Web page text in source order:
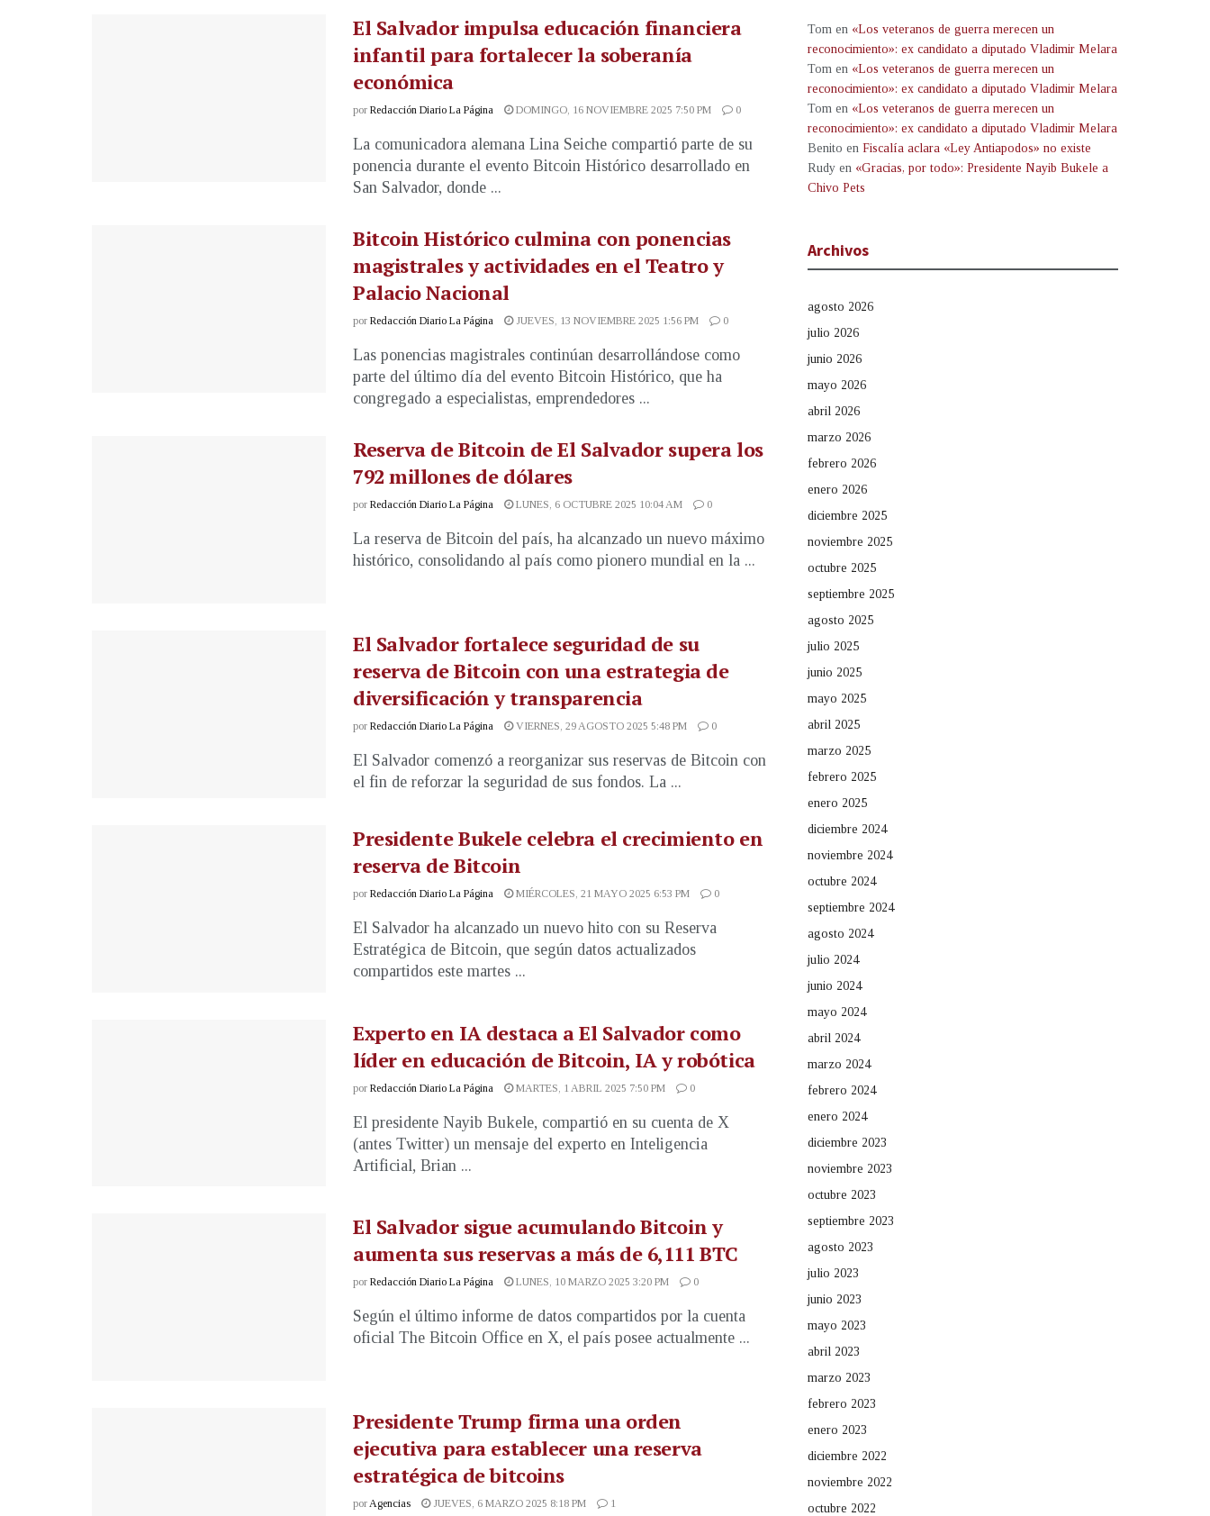
El Salvador impulsa educación financiera
infantil para fortalecer la soberanía
económica
por Redacción Diario La Página DOMINGO, 16 NOVIEMBRE 2025 7:50 PM 0
La comunicadora alemana Lina Seiche compartió parte de su
ponencia durante el evento Bitcoin Histórico desarrollado en
San Salvador, donde ...
Bitcoin Histórico culmina con ponencias
magistrales y actividades en el Teatro y
Palacio Nacional
por Redacción Diario La Página JUEVES, 13 NOVIEMBRE 2025 1:56 PM 0
Las ponencias magistrales continúan desarrollándose como
parte del último día del evento Bitcoin Histórico, que ha
congregado a especialistas, emprendedores ...
Reserva de Bitcoin de El Salvador supera los
792 millones de dólares
por Redacción Diario La Página LUNES, 6 OCTUBRE 2025 10:04 AM 0
La reserva de Bitcoin del país, ha alcanzado un nuevo máximo
histórico, consolidando al país como pionero mundial en la ...
El Salvador fortalece seguridad de su
reserva de Bitcoin con una estrategia de
diversificación y transparencia
por Redacción Diario La Página VIERNES, 29 AGOSTO 2025 5:48 PM 0
El Salvador comenzó a reorganizar sus reservas de Bitcoin con
el fin de reforzar la seguridad de sus fondos. La ...
Presidente Bukele celebra el crecimiento en
reserva de Bitcoin
por Redacción Diario La Página MIÉRCOLES, 21 MAYO 2025 6:53 PM 0
El Salvador ha alcanzado un nuevo hito con su Reserva
Estratégica de Bitcoin, que según datos actualizados
compartidos este martes ...
Experto en IA destaca a El Salvador como
líder en educación de Bitcoin, IA y robótica
por Redacción Diario La Página MARTES, 1 ABRIL 2025 7:50 PM 0
El presidente Nayib Bukele, compartió en su cuenta de X
(antes Twitter) un mensaje del experto en Inteligencia
Artificial, Brian ...
El Salvador sigue acumulando Bitcoin y
aumenta sus reservas a más de 6,111 BTC
por Redacción Diario La Página LUNES, 10 MARZO 2025 3:20 PM 0
Según el último informe de datos compartidos por la cuenta
oficial The Bitcoin Office en X, el país posee actualmente ...
Presidente Trump firma una orden
ejecutiva para establecer una reserva
estratégica de bitcoins
porAgencias JUEVES, 6 MARZO 2025 8:18 PM 1
Tom en «Los veteranos de guerra merecen un
reconocimiento»: ex candidato a diputado Vladimir Melara
Tom en «Los veteranos de guerra merecen un
reconocimiento»: ex candidato a diputado Vladimir Melara
Tom en «Los veteranos de guerra merecen un
reconocimiento»: ex candidato a diputado Vladimir Melara
Benito en Fiscalía aclara «Ley Antiapodos» no existe
Rudy en «Gracias, por todo»: Presidente Nayib Bukele a
Chivo Pets
Archivos
agosto 2026
julio 2026
junio 2026
mayo 2026
abril 2026
marzo 2026
febrero 2026
enero 2026
diciembre 2025
noviembre 2025
octubre 2025
septiembre 2025
agosto 2025
julio 2025
junio 2025
mayo 2025
abril 2025
marzo 2025
febrero 2025
enero 2025
diciembre 2024
noviembre 2024
octubre 2024
septiembre 2024
agosto 2024
julio 2024
junio 2024
mayo 2024
abril 2024
marzo 2024
febrero 2024
enero 2024
diciembre 2023
noviembre 2023
octubre 2023
septiembre 2023
agosto 2023
julio 2023
junio 2023
mayo 2023
abril 2023
marzo 2023
febrero 2023
enero 2023
diciembre 2022
noviembre 2022
octubre 2022